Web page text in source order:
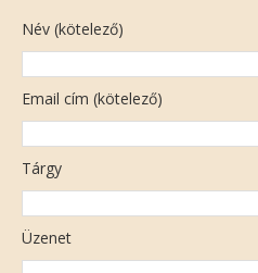
Név (kötelező)
Email cím (kötelező)
Tárgy
Üzenet